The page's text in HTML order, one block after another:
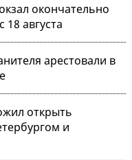
окончательно
августа
арестовали в
открыть
и